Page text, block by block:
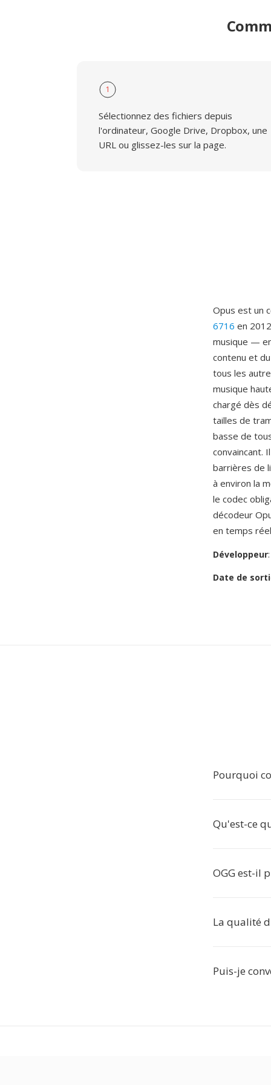
1
Sélectionnez des fichiers depuis
l'ordinateur, Google Drive, Dropbox, une
URL ou glissez-les sur la page.
Opus est un
6716 en
musique —
contenu et
tous les
musique
chargé dès
tailles de
basse de
convaincant.
barrières de
à environ la
le codec
décodeur
en temps
Développeur:
Date de
Pourquoi
Qu'est-ce
OGG est-il
La qualité
Puis-je